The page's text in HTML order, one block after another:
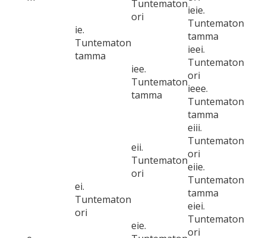
ie.
Tuntematon
tamma
Tuntematon
ori
ieie.
Tuntematon
tamma
iee.
Tuntematon
tamma
ieei.
Tuntematon
ori
ieee.
Tuntematon
tamma
ei.
Tuntematon
ori
eii.
Tuntematon
ori
eiii.
Tuntematon
ori
eiie.
Tuntematon
tamma
eie.
eiei.
Tuntematon
ori